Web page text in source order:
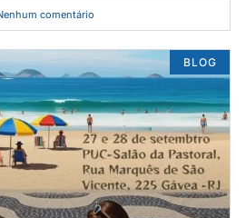
comentário
BLOG